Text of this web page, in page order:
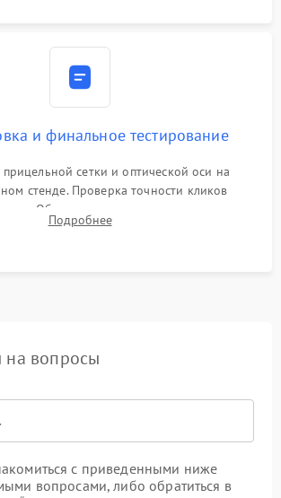
и финальное тестирование
сетки и оптической оси на
стенде. Проверка точности кликов
Обязательное испытание прицела на
для проверки устойчивости к отдаче и
Подробнее
на вопросы
с приведенными ниже
вопросами, либо обратиться в